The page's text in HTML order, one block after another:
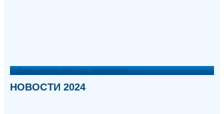
События Центра открытого образования
НОВОСТИ 2024